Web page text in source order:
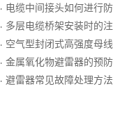
· 电缆中间接头如何进行
· 多层电缆桥架安装时的
· 空气型封闭式高强度母
· 金属氧化物避雷器的预防及维
· 避雷器常见故障处理方法